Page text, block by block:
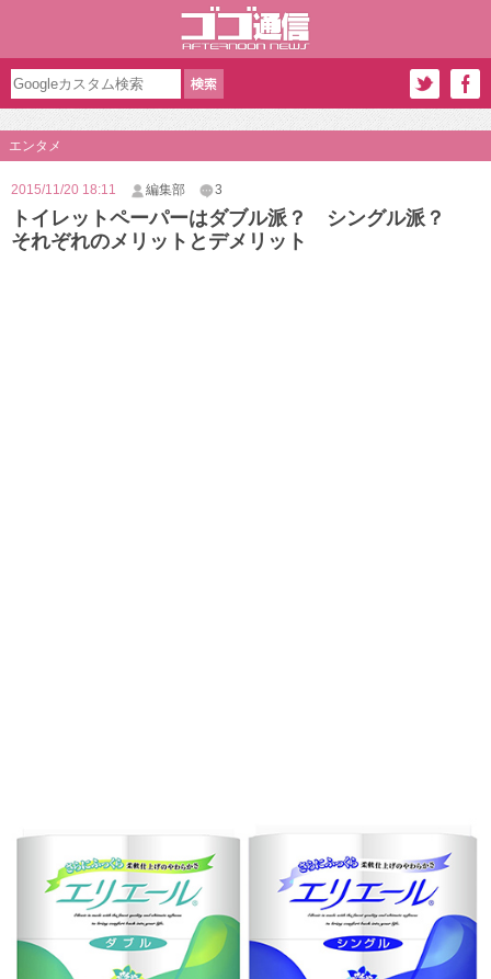
エンタメ
2015/11/20 18:11 編集部 3
トイレットペーパーはダブル派？ シングル派？
それぞれのメリットとデメリット